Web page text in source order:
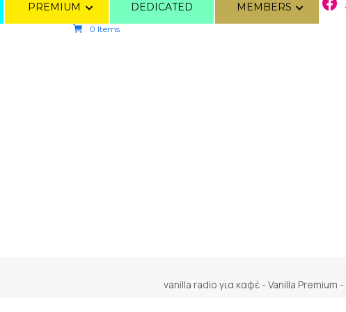
PREMIUM DEDICATED MEMBERS
0 Items
vanilla radio για καφέ - Vanilla Premium -